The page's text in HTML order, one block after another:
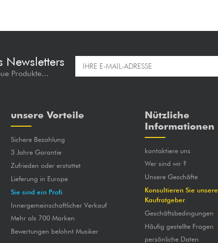
Newsletters
Produkte...
unsere Vorteile
Sichere Bezahlung
3 Jahre Garantie
Zufrieden oder erstattet
Lieferung in Europe
Sie sind ein Profi
Innergemeinschaftlicher Verkauf
Mehr als 700 Marken
Bewertungen belohnt Musiker
Nützliche
Informationen
kontaktiere uns
Wer sind wir ?
Unsere Geschäfte
Konsultieren Sie unsere
Kaufratgeber
Geschäftsbedingungen
Häufig gestellte Fragen
persönliche Daten